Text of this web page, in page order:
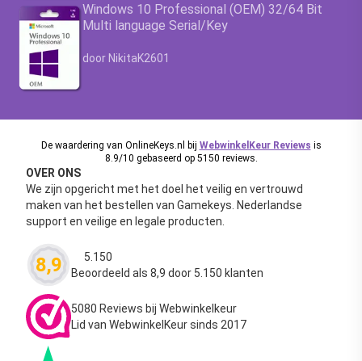
Windows 10 Professional (OEM) 32/64 Bit
Multi language Serial/Key
Waardering4.63
door NikitaK2601
De waardering van OnlineKeys.nl bij WebwinkelKeur Reviews is
8.9/10 gebaseerd op 5150 reviews.
OVER ONS
We zijn opgericht met het doel het veilig en vertrouwd
maken van het bestellen van Gamekeys. Nederlandse
support en veilige en legale producten.
8,9 Waardering
5.150
Beoordeeld als 8,9 door 5.150 klanten
5080 Reviews bij Webwinkelkeur
Lid van WebwinkelKeur sinds 2017